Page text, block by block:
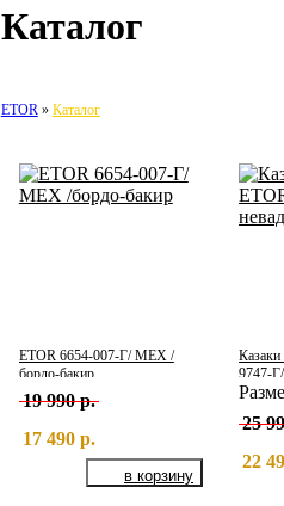
Каталог
ETOR Каталог
ETOR 6654-007-Г/ МЕХ /
бордо-бакир
19 990 р.
17 490 р.
9747-
25
22